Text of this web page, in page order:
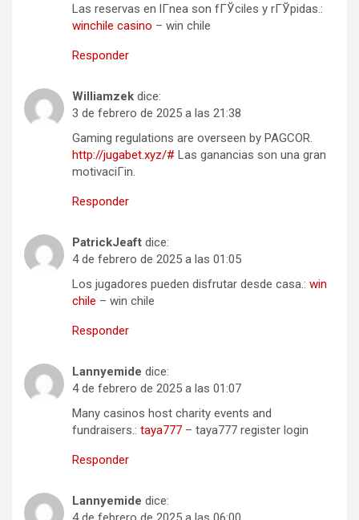
Las reservas en lГ­nea son fГЎciles y rГЎpidas.:
winchile casino – win chile
Responder
Williamzek dice:
3 de febrero de 2025 a las 21:38
Gaming regulations are overseen by PAGCOR.
http://jugabet.xyz/# Las ganancias son una gran
motivaciГіn.
Responder
PatrickJeaft dice:
4 de febrero de 2025 a las 01:05
Los jugadores pueden disfrutar desde casa.: win
chile – win chile
Responder
Lannyemide dice:
4 de febrero de 2025 a las 01:07
Many casinos host charity events and
fundraisers.: taya777 – taya777 register login
Responder
Lannyemide dice: